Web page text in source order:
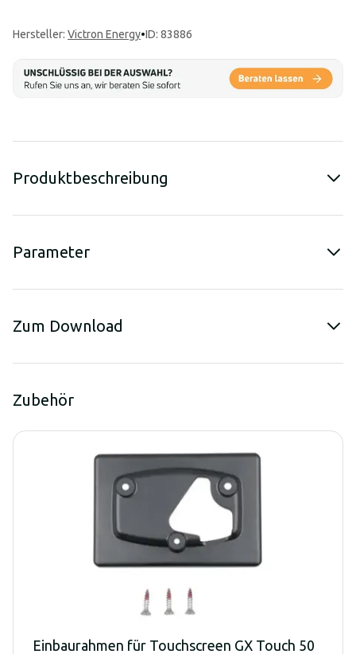
Hersteller: Victron Energy•ID: 83886
Produktbeschreibung
Parameter
Zum Download
Zubehör
Einbaurahmen für Touchscreen GX Touch 50